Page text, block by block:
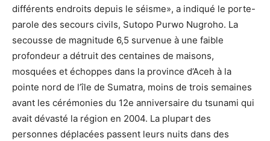
différents endroits depuis le séisme», a indiqué le porte-
parole des secours civils, Sutopo Purwo Nugroho. La
secousse de magnitude 6,5 survenue à une faible
profondeur a détruit des centaines de maisons,
mosquées et échoppes dans la province d’Aceh à la
pointe nord de l’île de Sumatra, moins de trois semaines
avant les cérémonies du 12e anniversaire du tsunami qui
avait dévasté la région en 2004. La plupart des
personnes déplacées passent leurs nuits dans des